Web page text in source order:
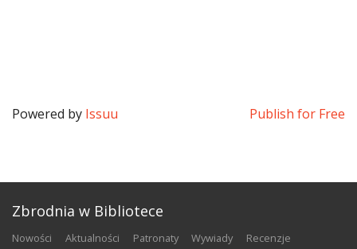
Powered by Issuu Publish for Free
Zbrodnia w Bibliotece
nowości aktualności patronaty wywiady
recenzje